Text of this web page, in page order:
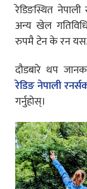
रेडिङस्थित
अन्य खेल
रुपमै टेन के रन
दौडबारे थप
रेडिङ नेपाली
गर्नुहोस्।